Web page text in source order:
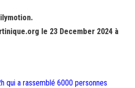
le 23 December 2024 à
qui a rassemblé 6000 personnes